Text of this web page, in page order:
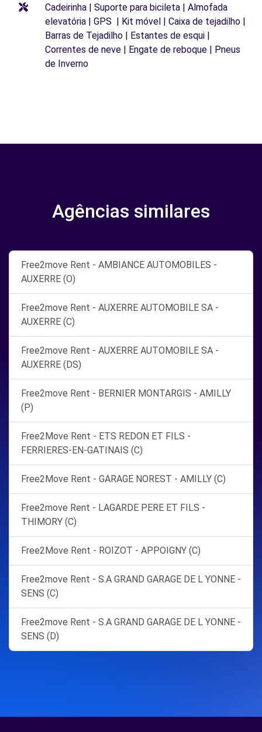
Cadeirinha | Suporte para bicileta | Almofada
elevatória | GPS | Kit móvel | Caixa de tejadilho |
Barras de Tejadilho | Estantes de esqui |
Correntes de neve | Engate de reboque | Pneus
de Inverno
Agências similares
Free2move Rent - AMBIANCE AUTOMOBILES -
AUXERRE (O)
Free2move Rent - AUXERRE AUTOMOBILE SA -
AUXERRE (C)
Free2move Rent - AUXERRE AUTOMOBILE SA -
AUXERRE (DS)
Free2move Rent - BERNIER MONTARGIS - AMILLY
(P)
Free2Move Rent - ETS REDON ET FILS -
FERRIERES-EN-GATINAIS (C)
Free2Move Rent - GARAGE NOREST - AMILLY (C)
Free2move Rent - LAGARDE PERE ET FILS -
THIMORY (C)
Free2Move Rent - ROIZOT - APPOIGNY (C)
Free2move Rent - S.A GRAND GARAGE DE L YONNE -
SENS (C)
Free2move Rent - S.A GRAND GARAGE DE L YONNE -
SENS (D)